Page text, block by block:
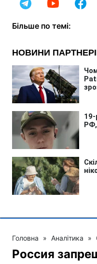
Більше по темі:
Головна » Аналітика »
Россия